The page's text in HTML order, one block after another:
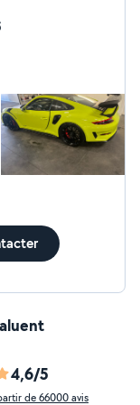
suis véhiculé
4,6/5
de 66000 avis